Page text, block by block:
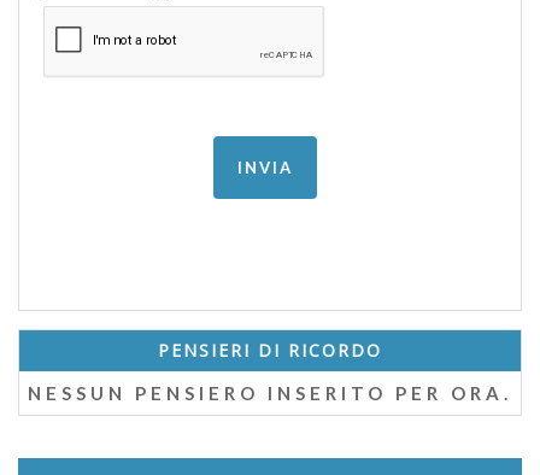
PENSIERI DI RICORDO
NESSUN PENSIERO INSERITO PER ORA.